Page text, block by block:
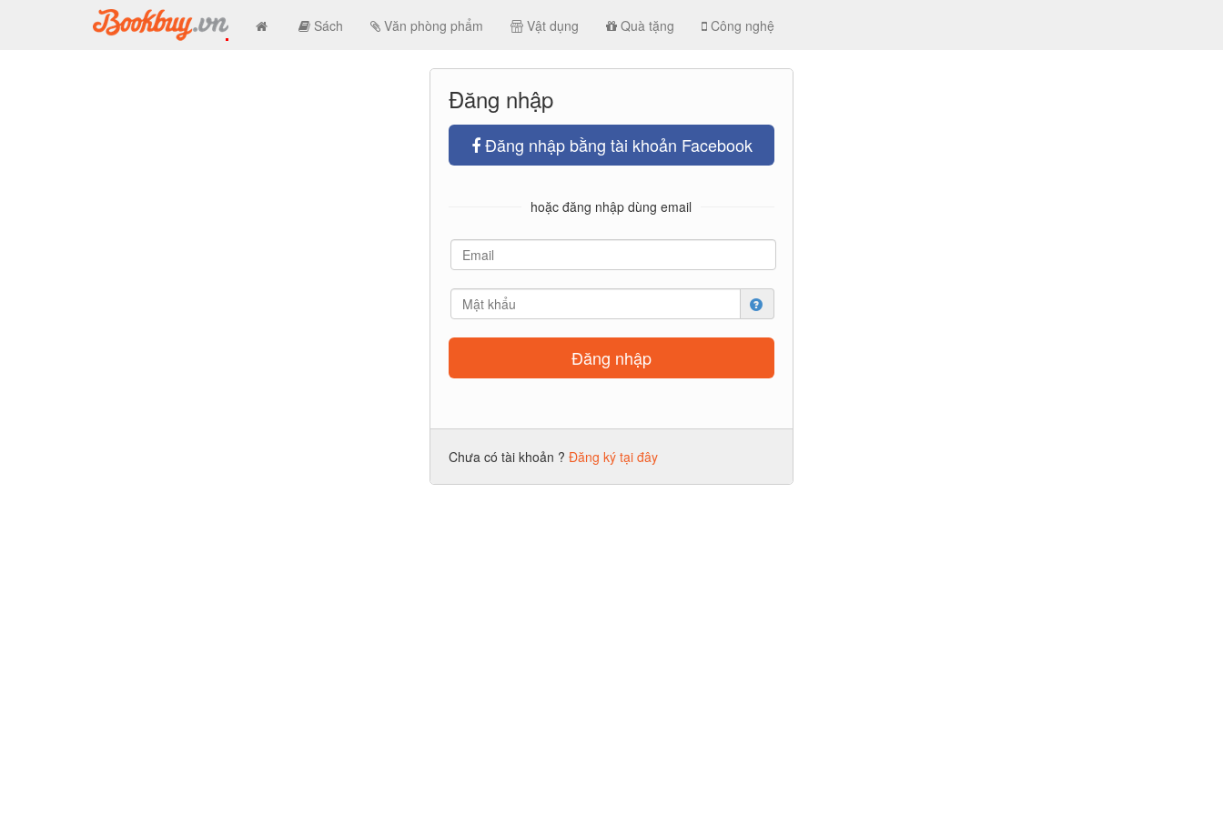
Sách Văn phòng phẩm Vật dụng Quà tặng Công nghệ
Đăng nhập
Đăng nhập bằng tài khoản Facebook
hoặc đăng nhập dùng email
Chưa có tài khoản ? Đăng ký tại đây